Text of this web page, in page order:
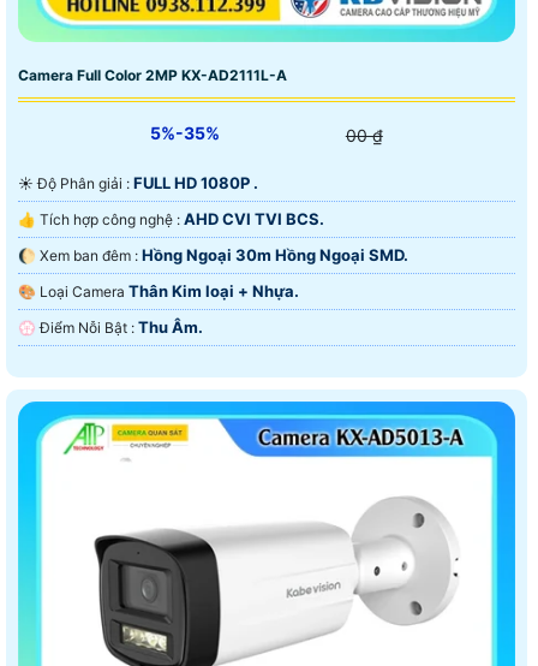
Camera Full Color 2MP KX-AD2111L-A
5%-35% 00 ₫
☀️ Độ Phân giải : FULL HD 1080P .
👍 Tích hợp công nghệ : AHD CVI TVI BCS.
🌔 Xem ban đêm : Hồng Ngoại 30m Hồng Ngoại SMD.
🎨 Loại Camera Thân Kim loại + Nhựa.
️💮 Điểm Nỗi Bật : Thu Âm.